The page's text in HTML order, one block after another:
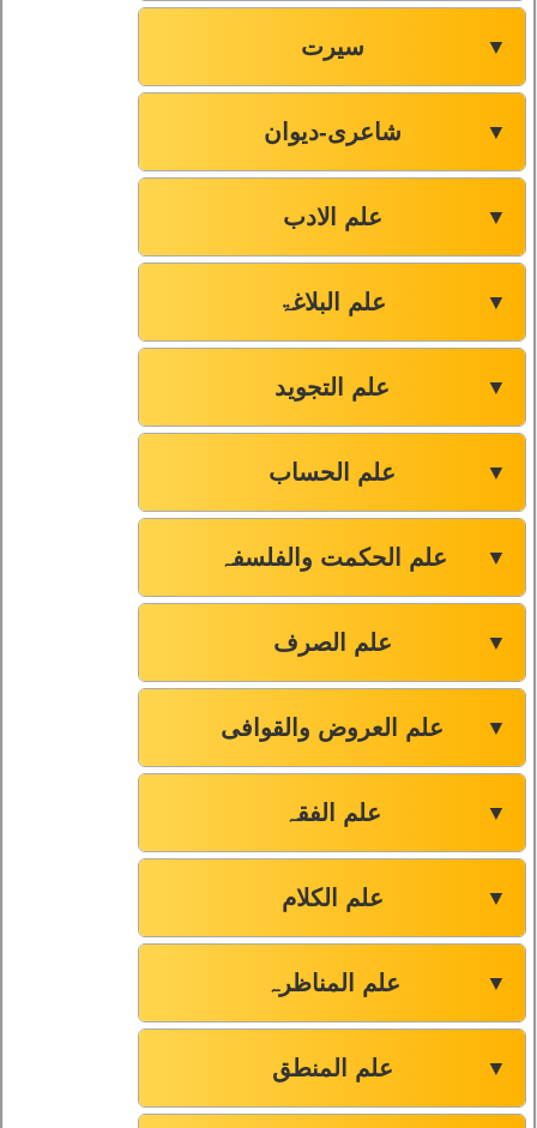
سیرت ▼
شاعری-دیوان ▼
علم الادب ▼
علم البلاغۃ ▼
علم التجوید ▼
علم الحساب ▼
علم الحکمت والفلسفہ ▼
علم الصرف ▼
علم العروض والقوافی ▼
علم الفقہ ▼
علم الکلام ▼
علم المناظرہ ▼
علم المنطق ▼